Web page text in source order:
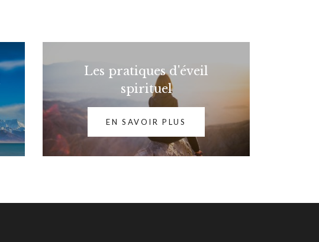
Les pratiques d'éveil
spirituel
EN SAVOIR PLUS